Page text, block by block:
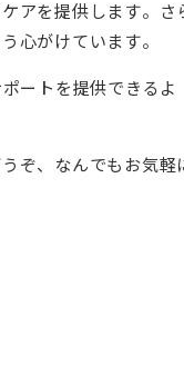
アを提供します。さ
心がけています。
ートを提供できるよ
ぞ、なんでもお気軽